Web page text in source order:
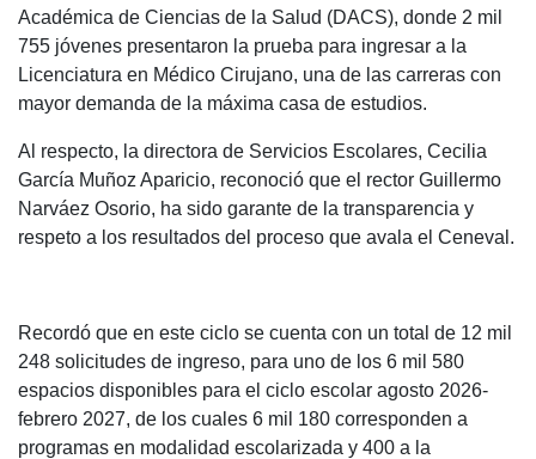
Académica de Ciencias de la Salud (DACS), donde 2 mil
755 jóvenes presentaron la prueba para ingresar a la
Licenciatura en Médico Cirujano, una de las carreras con
mayor demanda de la máxima casa de estudios.
Al respecto, la directora de Servicios Escolares, Cecilia
García Muñoz Aparicio, reconoció que el rector Guillermo
Narváez Osorio, ha sido garante de la transparencia y
respeto a los resultados del proceso que avala el Ceneval.
Recordó que en este ciclo se cuenta con un total de 12 mil
248 solicitudes de ingreso, para uno de los 6 mil 580
espacios disponibles para el ciclo escolar agosto 2026-
febrero 2027, de los cuales 6 mil 180 corresponden a
programas en modalidad escolarizada y 400 a la